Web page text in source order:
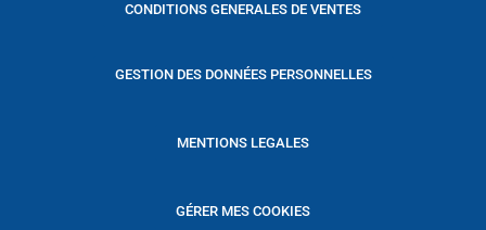
CONDITIONS GENERALES DE VENTES
GESTION DES DONNÉES PERSONNELLES
MENTIONS LEGALES
GÉRER MES COOKIES